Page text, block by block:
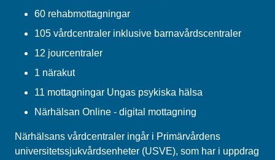
60 rehabmottagningar
105 vårdcentraler inklusive barnavårdscentraler
12 jourcentraler
1 närakut
11 mottagningar Ungas psykiska hälsa
Närhälsan Online - digital mottagning
Närhälsans vårdcentraler ingår i Primärvårdens
universitetssjukvårdsenheter (USVE), som har i uppdrag